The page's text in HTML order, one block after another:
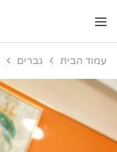
נט
מותגי
מותגי
עמוד הבית גברים